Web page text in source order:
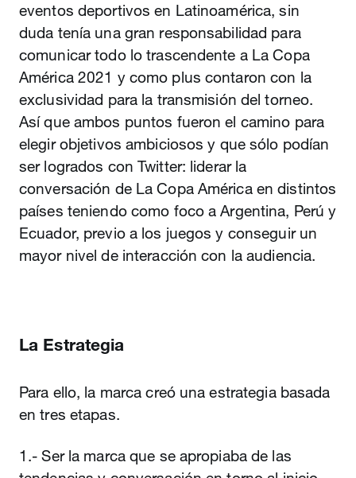
eventos deportivos en Latinoamérica, sin
duda tenía una gran responsabilidad para
comunicar todo lo trascendente a La Copa
América 2021 y como plus contaron con la
exclusividad para la transmisión del torneo.
Así que ambos puntos fueron el camino para
elegir objetivos ambiciosos y que sólo podían
ser logrados con Twitter: liderar la
conversación de La Copa América en distintos
países teniendo como foco a Argentina, Perú y
Ecuador, previo a los juegos y conseguir un
mayor nivel de interacción con la audiencia.
La Estrategia
Para ello, la marca creó una estrategia basada
en tres etapas.
1.- Ser la marca que se apropiaba de las